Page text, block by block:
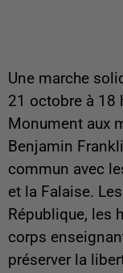
Une marche
21 octobre à 18
Monument aux
Benjamin
commun avec
et la Falaise.
République, les
corps
préserver la